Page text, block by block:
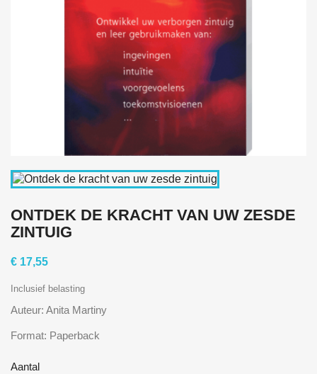
ONTDEK DE KRACHT VAN UW ZESDE
ZINTUIG
€ 17,55
Inclusief belasting
Auteur: Anita Martiny
Format: Paperback
Aantal